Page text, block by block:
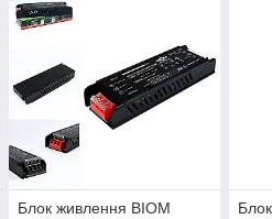
Блок живлення BIOM